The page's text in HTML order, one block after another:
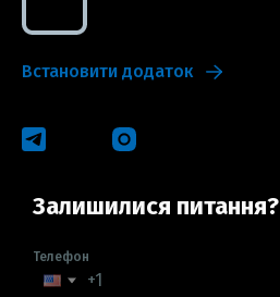
Встановити додаток
Залишилися питання?
Телефон